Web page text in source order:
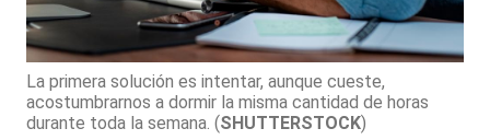
La primera solución es intentar, aunque cueste,
acostumbrarnos a dormir la misma cantidad de horas
durante toda la semana. (SHUTTERSTOCK)